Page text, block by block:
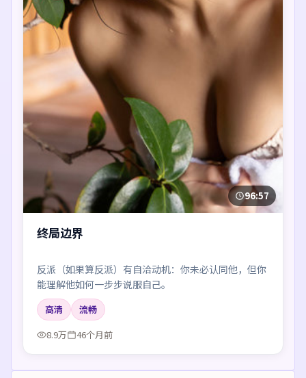
96:57
终局边界
反派（如果算反派）有自洽动机：你未必认同他，但你
能理解他如何一步步说服自己。
高清
流畅
8.9万
46个月前